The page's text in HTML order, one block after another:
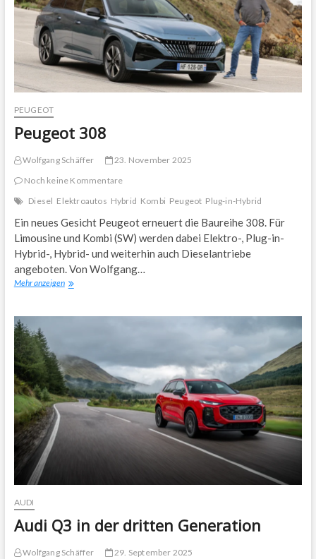
PEUGEOT
Peugeot 308
Wolfgang Schäffer
23. November 2025
Noch keine Kommentare
Diesel Elektroautos Hybrid Kombi Peugeot Plug-in-Hybrid
Ein neues Gesicht Peugeot erneuert die Baureihe 308. Für
Limousine und Kombi (SW) werden dabei Elektro-, Plug-in-
Hybrid-, Hybrid- und weiterhin auch Dieselantriebe
angeboten. Von Wolfgang…
Mehr anzeigenPeugeot
AUDI
Audi Q3 in der dritten Generation
Wolfgang Schäffer
29. September 2025